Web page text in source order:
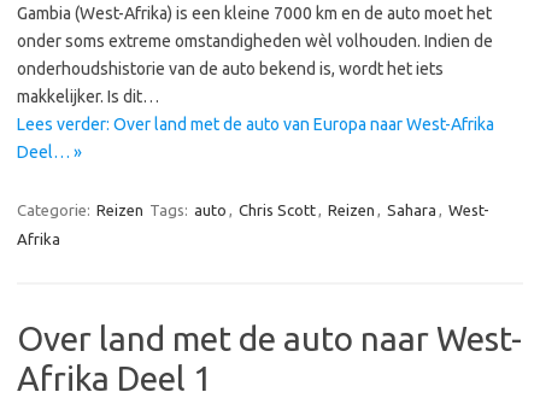
Gambia (West-Afrika) is een kleine 7000 km en de auto moet het
onder soms extreme omstandigheden wèl volhouden. Indien de
onderhoudshistorie van de auto bekend is, wordt het iets
makkelijker. Is dit…
Lees verder: Over land met de auto van Europa naar West-Afrika
Deel… »
Categorie: Reizen Tags: auto Chris Scott Reizen Sahara
West-
Afrika
Over land met de auto naar West-
Afrika Deel 1